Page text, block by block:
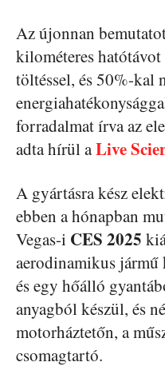
Az újonnan
kilométeres
töltéssel, és 50%-kal
forradalmat írva az
adta hírül aLive
A gyártásra kész
ebben a hónapban
Vegas-i CES 2025
aerodinamikus
és egy hőálló
anyagból készül, és
motorháztetőn, a
csomagtartó.